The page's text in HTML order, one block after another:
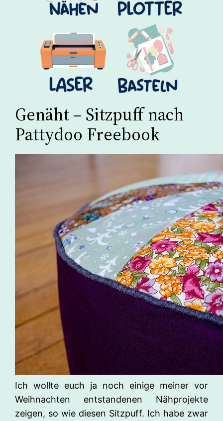
Genäht – Sitzpuff nach
Pattydoo Freebook
Ich wollte euch ja noch einige meiner vor
Weihnachten entstandenen Nähprojekte
zeigen, so wie diesen Sitzpuff. Ich habe zwar